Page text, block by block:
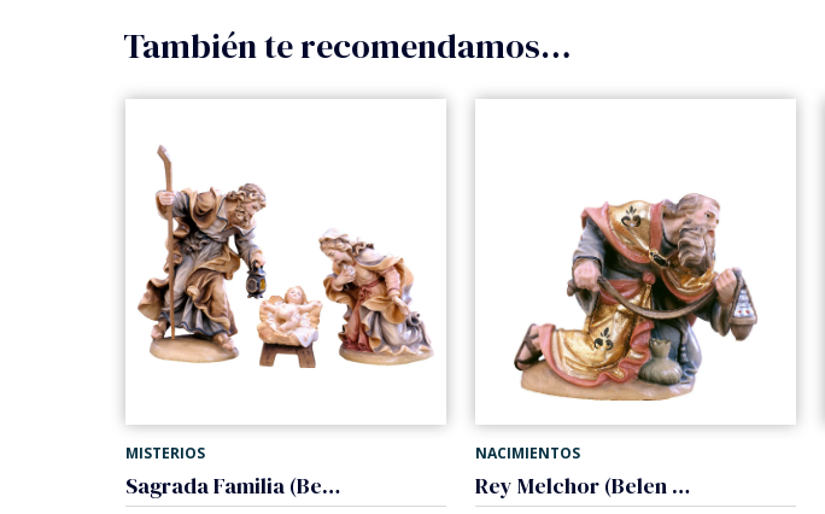
También te recomendamos…
MISTERIOS
Sagrada Familia (Belen Alpes)
NACIMIENTOS
Rey Melchor (Belen Alpes)